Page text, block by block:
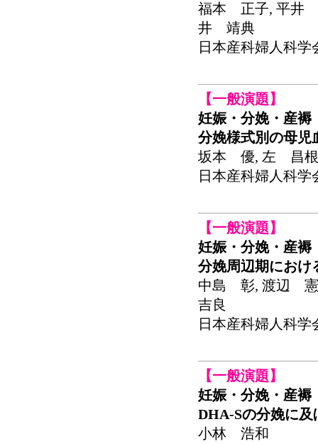
福本 正子, 平井
井 靖典
日本産科婦人科学
【一般演題】
妊娠・分娩・産褥
分娩様式別の母
坂本 優, 左 昌
日本産科婦人科学
【一般演題】
妊娠・分娩・産褥
分娩周辺期におけ
中島 彰, 渡辺
吉良
日本産科婦人科学
【一般演題】
妊娠・分娩・産褥
DHA-Sの分娩に及
小林 浩和